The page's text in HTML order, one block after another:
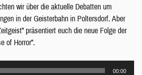
wir über die aktuelle Debatten um
in der Geisterbahn in Poltersdorf. Aber
präsentiert euch die neue Folge der
of Horror”.
00:00